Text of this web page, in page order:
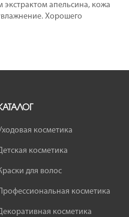
апельсина, кожа
Хорошего
косметика
косметика
для волос
косметика
косметика